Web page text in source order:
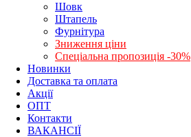
Шовк
Штапель
Фурнітура
Зниження ціни
Спеціальна пропозиція -30%
Новинки
Доставка та оплата
Акції
ОПТ
Контакти
ВАКАНСІЇ